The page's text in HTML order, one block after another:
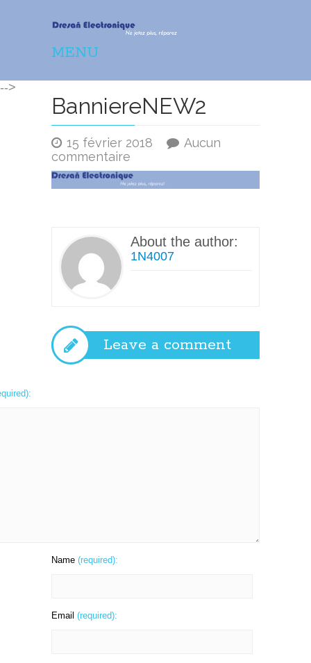
Dresañ Electronique –
Réparation – dépannage
électronique
MENU
-->
BanniereNEW2
15 février 2018
Aucun
commentaire
BanniereNEW2
About the author:
1N4007
Leave a comment
Name (required):
Email (required):